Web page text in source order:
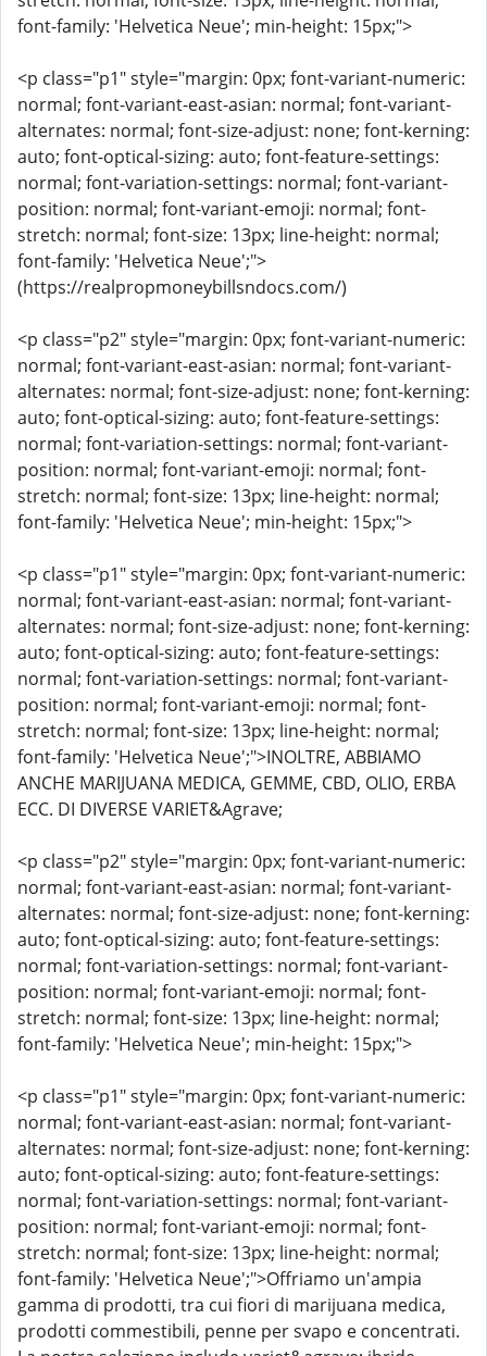
font-family: 'Helvetica Neue'; min-height: 15px;">
<p class="p1" style="margin: 0px; font-variant-numeric:
normal; font-variant-east-asian: normal; font-variant-
alternates: normal; font-size-adjust: none; font-kerning:
auto; font-optical-sizing: auto; font-feature-settings:
normal; font-variation-settings: normal; font-variant-
position: normal; font-variant-emoji: normal; font-
stretch: normal; font-size: 13px; line-height: normal;
font-family: 'Helvetica Neue';">
(https://realpropmoneybillsndocs.com/)
<p class="p2" style="margin: 0px; font-variant-numeric:
normal; font-variant-east-asian: normal; font-variant-
alternates: normal; font-size-adjust: none; font-kerning:
auto; font-optical-sizing: auto; font-feature-settings:
normal; font-variation-settings: normal; font-variant-
position: normal; font-variant-emoji: normal; font-
stretch: normal; font-size: 13px; line-height: normal;
font-family: 'Helvetica Neue'; min-height: 15px;">
<p class="p1" style="margin: 0px; font-variant-numeric:
normal; font-variant-east-asian: normal; font-variant-
alternates: normal; font-size-adjust: none; font-kerning:
auto; font-optical-sizing: auto; font-feature-settings:
normal; font-variation-settings: normal; font-variant-
position: normal; font-variant-emoji: normal; font-
stretch: normal; font-size: 13px; line-height: normal;
font-family: 'Helvetica Neue';">INOLTRE, ABBIAMO
ANCHE MARIJUANA MEDICA, GEMME, CBD, OLIO, ERBA
ECC. DI DIVERSE VARIET&Agrave;
<p class="p2" style="margin: 0px; font-variant-numeric:
normal; font-variant-east-asian: normal; font-variant-
alternates: normal; font-size-adjust: none; font-kerning:
auto; font-optical-sizing: auto; font-feature-settings:
normal; font-variation-settings: normal; font-variant-
position: normal; font-variant-emoji: normal; font-
stretch: normal; font-size: 13px; line-height: normal;
font-family: 'Helvetica Neue'; min-height: 15px;">
<p class="p1" style="margin: 0px; font-variant-numeric:
normal; font-variant-east-asian: normal; font-variant-
alternates: normal; font-size-adjust: none; font-kerning:
auto; font-optical-sizing: auto; font-feature-settings:
normal; font-variation-settings: normal; font-variant-
position: normal; font-variant-emoji: normal; font-
stretch: normal; font-size: 13px; line-height: normal;
font-family: 'Helvetica Neue';">Offriamo un'ampia
gamma di prodotti, tra cui fiori di marijuana medica,
prodotti commestibili, penne per svapo e concentrati.